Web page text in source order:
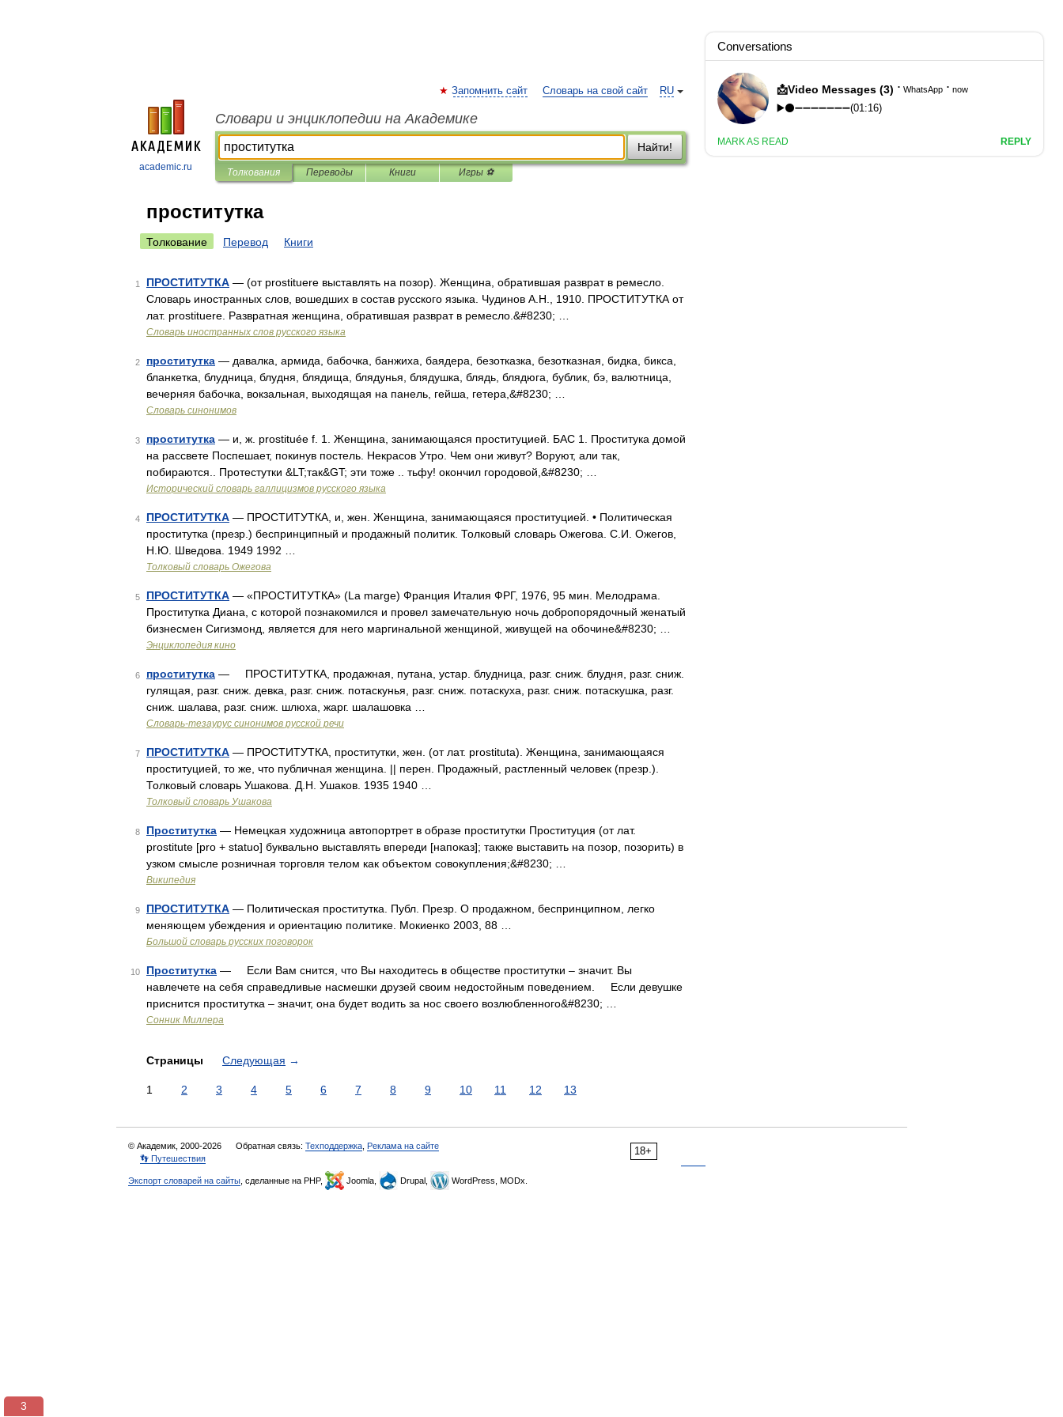
academic.ru
RU
Запомнить сайт Словарь на свой сайт
Словари и энциклопедии на Академике
Найти!
Толкования Переводы Книги Игры ⚽
проститутка
Толкование Перевод Книги
1 ПРОСТИТУТКА — (от prostituere выставлять на позор). Женщина, обратившая разврат в ремесло.
Словарь иностранных слов, вошедших в состав русского языка. Чудинов А.Н., 1910. ПРОСТИТУТКА от
лат. prostituere. Развратная женщина, обратившая разврат в ремесло.&#8230; …
Словарь иностранных слов русского языка
2 проститутка — давалка, армида, бабочка, банжиха, баядера, безотказка, безотказная, бидка, бикса,
бланкетка, блудница, блудня, блядища, блядунья, блядушка, блядь, блядюга, бублик, бэ, валютница,
вечерняя бабочка, вокзальная, выходящая на панель, гейша, гетера,&#8230; …
Словарь синонимов
3 проститутка — и, ж. prostituée f. 1. Женщина, занимающаяся проституцией. БАС 1. Проститука домой
на рассвете Поспешает, покинув постель. Некрасов Утро. Чем они живут? Воруют, али так,
побираются.. Протестутки &LT;так&GT; эти тоже .. тьфу! окончил городовой,&#8230; …
Исторический словарь галлицизмов русского языка
4 ПРОСТИТУТКА — ПРОСТИТУТКА, и, жен. Женщина, занимающаяся проституцией. • Политическая
проститутка (презр.) беспринципный и продажный политик. Толковый словарь Ожегова. С.И. Ожегов,
Н.Ю. Шведова. 1949 1992 …
Толковый словарь Ожегова
5 ПРОСТИТУТКА — «ПРОСТИТУТКА» (La marge) Франция Италия ФРГ, 1976, 95 мин. Мелодрама.
Проститутка Диана, с которой познакомился и провел замечательную ночь добропорядочный женатый
бизнесмен Сигизмонд, является для него маргинальной женщиной, живущей на обочине&#8230; …
Энциклопедия кино
6 проститутка — ПРОСТИТУТКА, продажная, путана, устар. блудница, разг. сниж. блудня, разг. сниж.
гулящая, разг. сниж. девка, разг. сниж. потаскунья, разг. сниж. потаскуха, разг. сниж. потаскушка, разг.
сниж. шалава, разг. сниж. шлюха, жарг. шалашовка …
Словарь-тезаурус синонимов русской речи
7 ПРОСТИТУТКА — ПРОСТИТУТКА, проститутки, жен. (от лат. prostituta). Женщина, занимающаяся
проституцией, то же, что публичная женщина. || перен. Продажный, растленный человек (презр.).
Толковый словарь Ушакова. Д.Н. Ушаков. 1935 1940 …
Толковый словарь Ушакова
8 Проститутка — Немецкая художница автопортрет в образе проститутки Проституция (от лат.
prostitute [pro + statuo] буквально выставлять впереди [напоказ]; также выставить на позор, позорить) в
узком смысле розничная торговля телом как объектом совокупления;&#8230; …
Википедия
9 ПРОСТИТУТКА — Политическая проститутка. Публ. Презр. О продажном, беспринципном, легко
меняющем убеждения и ориентацию политике. Мокиенко 2003, 88 …
Большой словарь русских поговорок
10 Проститутка — Если Вам снится, что Вы находитесь в обществе проститутки – значит. Вы
навлечете на себя справедливые насмешки друзей своим недостойным поведением. Если девушке
приснится проститутка – значит, она будет водить за нос своего возлюбленного&#8230; …
Сонник Миллера
Страницы Следующая →
1 2 3 4 5 6 7 8 9 10 11 12 13
18+
© Академик, 2000-2026 Обратная связь: Техподдержка Реклама на сайте
👣 Путешествия
Экспорт словарей на сайты , сделанные на PHP, Joomla, Drupal, WordPress, MODx.
3